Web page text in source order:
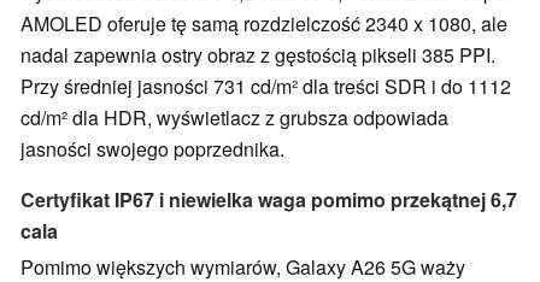
AMOLED oferuje tę samą rozdzielczość 2340 x 1080, ale
nadal zapewnia ostry obraz z gęstością pikseli 385 PPI.
Przy średniej jasności 731 cd/m² dla treści SDR i do 1112
cd/m² dla HDR, wyświetlacz z grubsza odpowiada
jasności swojego poprzednika.
Certyfikat IP67 i niewielka waga pomimo przekątnej 6,7
cala
Pomimo większych wymiarów, Galaxy A26 5G waży